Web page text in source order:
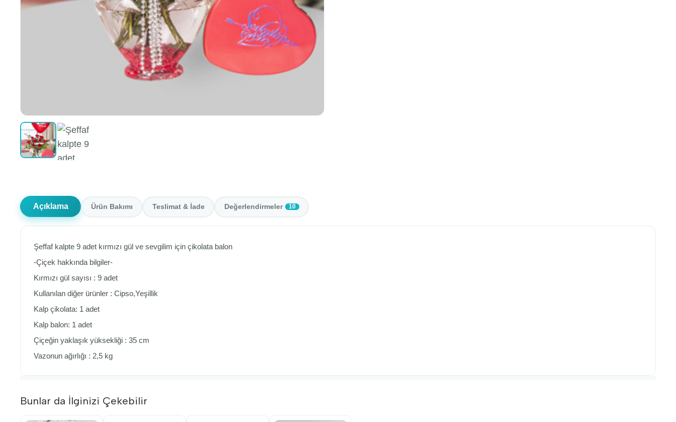
Açıklama Ürün Bakımı Teslimat & İade Değerlendirmeler 10
Şeffaf kalpte 9 adet kırmızı gül ve sevgilim için çikolata balon
-Çiçek hakkında bilgiler-
Kırmızı gül sayısı : 9 adet
Kullanılan diğer ürünler : Cipso,Yeşillik
Kalp çikolata: 1 adet
Kalp balon: 1 adet
Çiçeğin yaklaşık yüksekliği : 35 cm
Vazonun ağırlığı : 2,5 kg
Bunlar da İlginizi Çekebilir